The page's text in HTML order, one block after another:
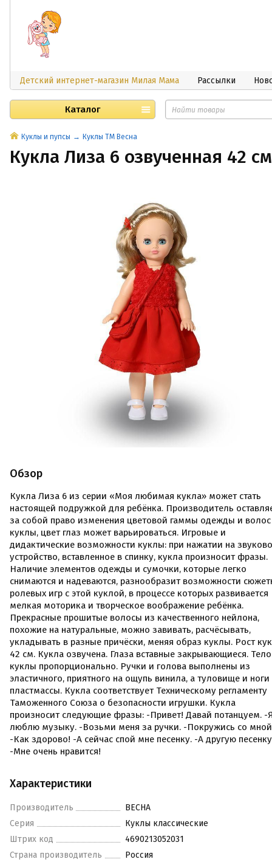
Детский интернет-магазин Милая Мама Рассылки
Каталог
Куклы и пупсы Куклы ТМ Весна
Кукла Лиза 6 озвученная 42
Обзор
Кукла Лиза 6 из серии «Моя любимая кукла» может стать
настоящей подружкой для ребёнка. Производитель
за собой право изменения цветовой гаммы одежды и волос
куклы, цвет глаз может варьироваться. Игровые и
дидактические возможности куклы: при нажатии на
устройство, вставленное в спинку, кукла произносит фразы.
Наличие элементов одежды и сумочки, которые легко
снимаются и надеваются, разнообразит возможности
ролевых игр с этой куклой, в процессе которых развивается
мелкая моторика и творческое воображение ребёнка.
Прекрасные прошитые волосы из качественного нейлона,
похожие на натуральные, можно завивать, расчёсывать,
укладывать в разные причёски, меняя образ куклы. Рост
42 см. Кукла озвучена. Глаза вставные закрывающиеся. Тело
куклы пропорционально. Ручки и голова выполнены из
эластичного, приятного на ощупь винила, а туловище и ноги
пластмассы. Кукла соответствует Техническому регламенту
Таможенного Союза о безопасности игрушки. Кукла
произносит следующие фразы: -Привет! Давай потанцуем. -
люблю музыку. -Возьми меня за ручки. -Покружись со
-Как здорово! -А сейчас спой мне песенку. -А другую
-Мне очень нравится!
Характеристики
Производитель
ВЕСНА
Серия
Куклы классические
Штрих код
4690213052031
Страна производитель
Россия